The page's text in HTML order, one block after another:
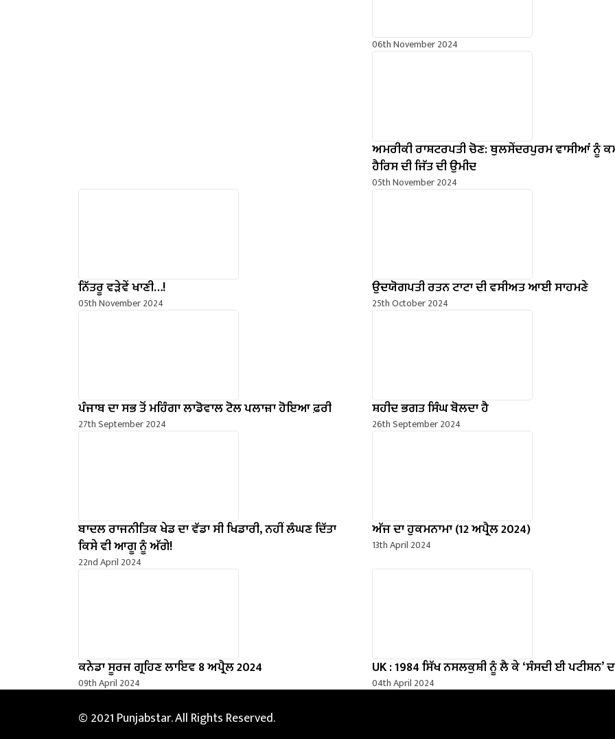
06th November 2024
ਅਮਰੀਕੀ ਰਾਸ਼ਟਰਪਤੀ ਚੋਣ: ਥੁਲਸੇਂਦਰਪੁਰਮ ਵਾਸੀਆਂ ਨੂੰ
ਹੈਰਿਸ ਦੀ ਜਿੱਤ ਦੀ ਉਮੀਦ
05th November 2024
ਨਿੱਤਰੂ ਵੜੇਵੇਂ ਖਾਣੀ…!
05th November 2024
ਉਦਯੋਗਪਤੀ ਰਤਨ ਟਾਟਾ ਦੀ ਵਸੀਅਤ ਆਈ ਸਾਹਮਣੇ
25th October 2024
ਪੰਜਾਬ ਦਾ ਸਭ ਤੋਂ ਮਹਿੰਗਾ ਲਾਡੋਵਾਲ ਟੋਲ ਪਲਾਜ਼ਾ ਹੋਇਆ ਫ਼ਰੀ
27th September 2024
ਸ਼ਹੀਦ ਭਗਤ ਸਿੰਘ ਬੋਲਦਾ ਹੈ
26th September 2024
ਬਾਦਲ ਰਾਜਨੀਤਿਕ ਖੇਡ ਦਾ ਵੱਡਾ ਸੀ ਖਿਡਾਰੀ, ਨਹੀਂ ਲੰਘਣ ਦਿੱਤਾ
ਕਿਸੇ ਵੀ ਆਗੂ ਨੂੰ ਅੱਗੇ!
22nd April 2024
ਅੱਜ ਦਾ ਹੁਕਮਨਾਮਾ (12 ਅਪ੍ਰੈਲ 2024)
13th April 2024
ਕਨੇਡਾ ਸੂਰਜ ਗ੍ਰਹਿਣ ਲਾਇਵ 8 ਅਪ੍ਰੈਲ 2024
09th April 2024
UK : 1984 ਸਿੱਖ ਨਸਲਕੁਸ਼ੀ ਨੂੰ ਲੈ ਕੇ ‘ਸੰਸਦੀ ਈ ਪਟੀਸ਼ਨ’
04th April 2024
© 2021 Punjabstar. All Rights Reserved.